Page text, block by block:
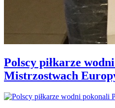
Polscy piłkarze
Mistrzostwach